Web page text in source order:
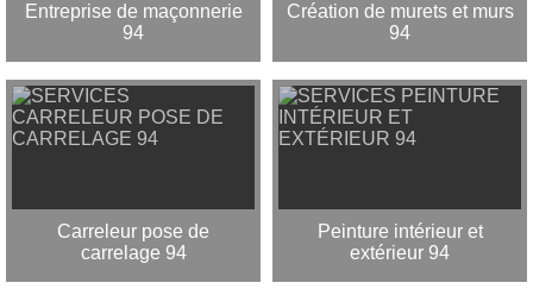
Entreprise de maçonnerie
94
Création de murets et murs
94
Carreleur pose de
carrelage 94
Peinture intérieur et
extérieur 94